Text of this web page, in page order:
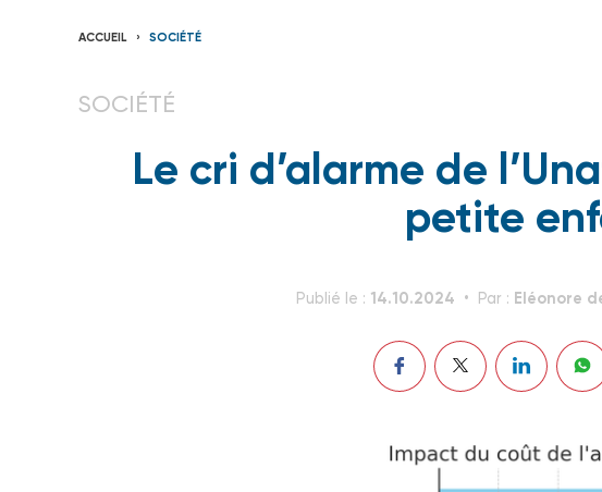
ACCUEIL SOCIÉTÉ
SOCIÉTÉ
Le cri d’alarme de
petite
Publié le : 14.10.2024 Par : Eléonore